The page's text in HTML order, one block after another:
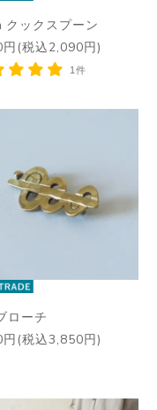
クックスプーン
円(税込2,090円)
1件
ローチ
(税込3,850円)